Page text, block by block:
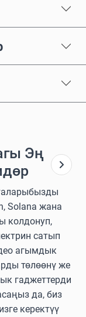
Эң
Solana жана
колдонуп,
сатып
агымдык
төлөөнү же
гаджеттерди
да, биз
керектүү